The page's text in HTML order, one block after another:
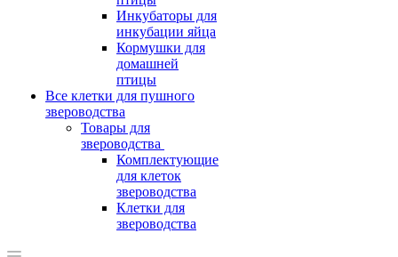
Инкубаторы для
инкубации яйца
Кормушки для
домашней
птицы
Все клетки для пушного
звероводства
Товары для
звероводства
Комплектующие
для клеток
звероводства
Клетки для
звероводства